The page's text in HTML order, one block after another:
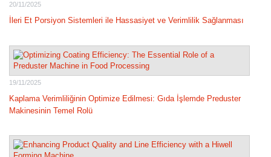
20/11/2025
İleri Et Porsiyon Sistemleri ile Hassasiyet ve Verimlilik Sağlanması
19/11/2025
Kaplama Verimliliğinin Optimize Edilmesi: Gıda İşlemde Preduster
Makinesinin Temel Rolü